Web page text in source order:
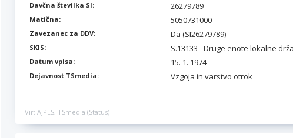
Davčna številka SI: 26279789
Matična: 5050731000
Zavezanec za DDV: Da (SI26279789)
SKIS: S.13133 - Druge enote lokalne
Datum vpisa: 15. 1. 1974
Dejavnost TSmedia: Vzgoja in varstvo otrok
Vir: AJPES, TSmedia (Status)